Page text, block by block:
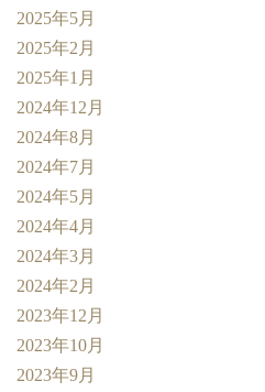
2025年5月
2025年2月
2025年1月
2024年12月
2024年8月
2024年7月
2024年5月
2024年4月
2024年3月
2024年2月
2023年12月
2023年10月
2023年9月